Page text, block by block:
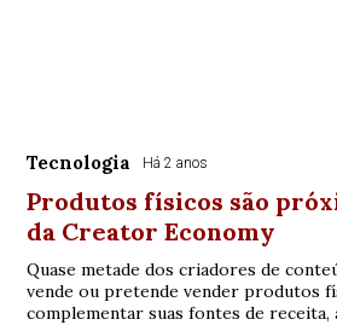
Tecnologia Há 2 anos
Produtos físicos são
da Creator Economy
Quase metade dos criadores de
vende ou pretende vender produtos
complementar suas fontes de receita,